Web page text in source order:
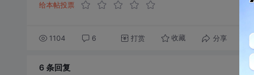
给本帖投票
1104 6 打赏 收藏 分享
6 条回复